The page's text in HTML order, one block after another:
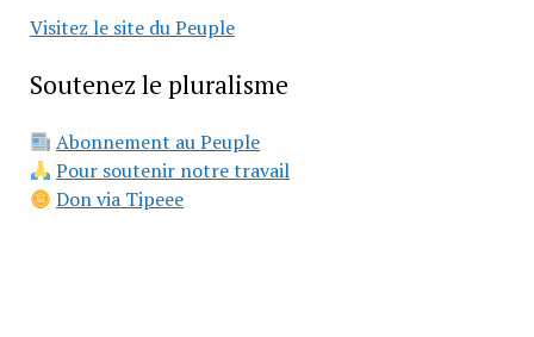
Visitez le site du Peuple
Soutenez le pluralisme
Abonnement au Peuple
Pour soutenir notre travail
Don via Tipeee